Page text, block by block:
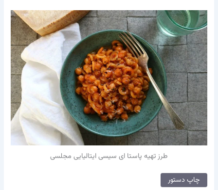
طرز تهیه پاستا ای سیسی ایتالیایی مجلسی
چاپ دستور